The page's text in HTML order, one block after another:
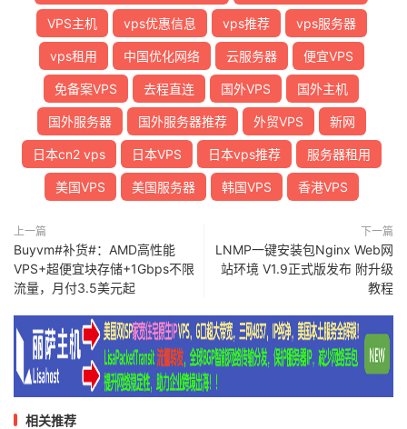
VPS主机 vps优惠信息 vps推荐 vps服务器
vps租用 中国优化网络 云服务器 便宜VPS
免备案VPS 去程直连 国外VPS 国外主机
国外服务器 国外服务器推荐 外贸VPS 新网
日本cn2 vps 日本VPS 日本vps推荐 服务器租用
美国VPS 美国服务器 韩国VPS 香港VPS
上一篇
Buyvm#补货#：AMD高性能
VPS+超便宜块存储+1Gbps不限
流量，月付3.5美元起
下一篇
LNMP一键安装包Nginx Web网
站环境 V1.9正式版发布 附升级
教程
相关推荐